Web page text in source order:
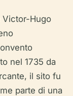
Victor-Hugo
nel 1735 da
il sito fu
parte di una